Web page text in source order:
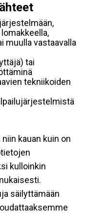
muulla vastaavalla
tai
tekniikoiden
kauan kuin on
kulloinkin
säilyttämään